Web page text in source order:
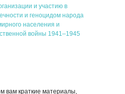
и участию в
и геноцидом народа
населения и
войны 1941–1945
вам краткие материалы,